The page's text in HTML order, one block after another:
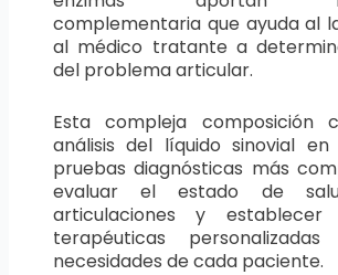
complementaria que ayuda al
al médico tratante a
del problema articular.
Esta compleja composición
análisis del líquido sinovial
pruebas diagnósticas más
evaluar el estado de
articulaciones y establecer
terapéuticas
necesidades de cada paciente.